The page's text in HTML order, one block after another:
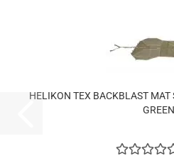
HELIKON TEX BACKBLAST
GREEN